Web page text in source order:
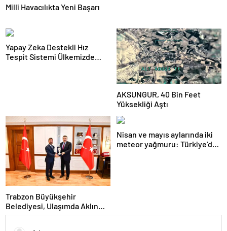
Milli Havacılıkta Yeni Başarı
Yapay Zeka Destekli Hız
Tespit Sistemi Ülkemizde
AKSUNGUR, 40 Bin Feet
Yüksekliği Aştı
Trabzon Büyükşehir
Belediyesi, Ulaşımda Aklın
Yolu Ödülleri’nde Başarı Elde
Nisan ve mayıs aylarında iki
meteor yağmuru: Türkiye’den